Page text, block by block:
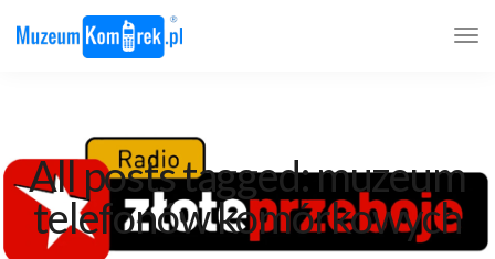
All posts tagged: muzeum
telefonów komórkowych